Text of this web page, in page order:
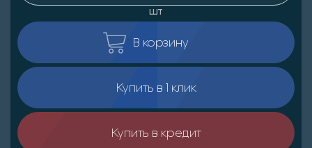
шт
В корзину
Купить в 1 клик
Купить в кредит